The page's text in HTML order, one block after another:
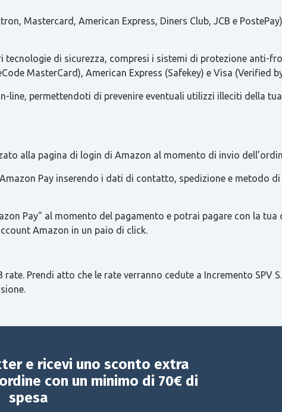
Mastercard, American Express, Diners Club, JCB e
di sicurezza, compresi i sistemi di protezione anti-
MasterCard), American Express (Safekey) e Visa (Verified
permettendoti di prevenire eventuali utilizzi illeciti della
alla pagina di login di Amazon al momento di invio
Pay inserendo i dati di contatto, spedizione e metodo di
Pay" al momento del pagamento e potrai pagare con la tua
Amazon in un paio di click.
Prendi atto che le rate verranno cedute a Incremento SPV
e ricevi uno sconto extra
con un minimo di 70€ di
spesa